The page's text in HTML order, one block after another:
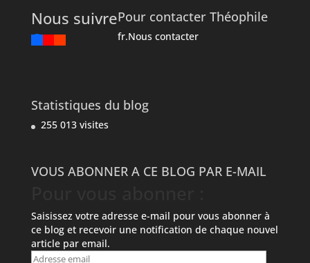
Nous suivrePour contacter Théophile
fr.Nous contacter
Statistiques du blog
255 013 visites
VOUS ABONNER A CE BLOG PAR E-MAIL
Saisissez votre adresse e-mail pour vous abonner à
ce blog et recevoir une notification de chaque nouvel
article par email.
Adresse